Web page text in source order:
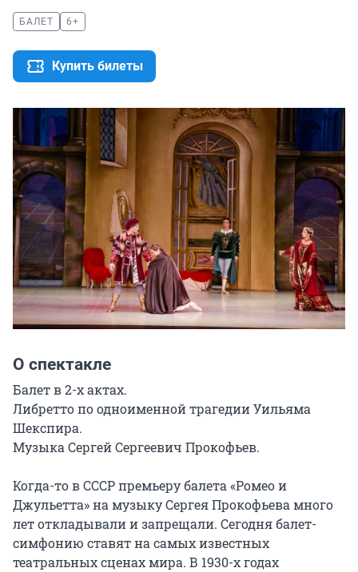
БАЛЕТ 6+
Купить билеты
О спектакле
Балет в 2-х актах.
Либретто по одноименной трагедии Уильяма
Шекспира.
Музыка Сергей Сергеевич Прокофьев.
Когда-то в СССР премьеру балета «Ромео и
Джульетта» на музыку Сергея Прокофьева много
лет откладывали и запрещали. Сегодня балет-
симфонию ставят на самых известных
театральных сценах мира. В 1930-х годах